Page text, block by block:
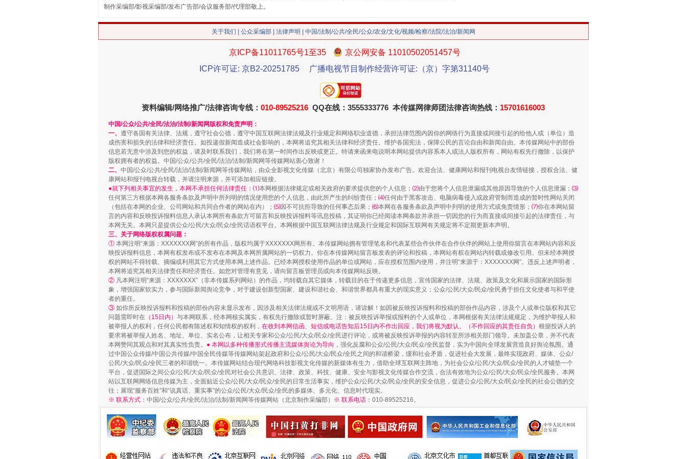
珠宝鉴定乱象
站台名比不上好声名
走近一线检察官
“谁都不怕”的他落马了
漫山遍野的桃花与雪山、麦地、白藏房 除了知识还要"留白" 用生命托举生命
制作采编部/影视采编部/发布广告部/会议服务部/代理部敬上。
关于我们 公众采编部 法律声明 | 中国/法制/公共/全民/公众/农业/文化/视频/检察/法院/法治/新闻网
京ICP备11011765号1至35
京公网安备 11010502051457号
ICP许可证: 京B2-20251785
广播电视节目制作经营许可证:（京）字第31140号
资料编辑/网络推广/法律咨询专线： 010-89525216 QQ在线：3555333776 本传媒网律师团法律咨询热线： 15701616003
中国/公众/公共/全民/法治/法制/新闻网版权和免责声明：
一、 遵守各国有关法律、法规，遵守社会公德，遵守中国互联网法律法规及行业规定和网络职业道德，承担法律范围内因你的网络行为直接或间接引起的给他人或（单位）造
成伤害和损失的法律和经济责任。如投递假新闻造成社会影响的，本网将追究其相关法律和经济责任。维护各国宪法，保障公民的言论自由和新闻自由。本传媒网站中的部份
信息若无意中涉及到您的权益，请及时联系我们，我们将在第一时间作出反映或更正。特请来函来电说明本网站提供内容系本人或法人版权所有，网站有权先行撤除，以保护
版权拥有者的权益。中国/公众/公共/全民/法治/法制/新闻网等传媒网站衷心致谢！
二、 中国/公众/公共/全民/法治/法制/新闻网等传媒网站，由众全影视文化传媒（北京）有限公司独家协办发布广告。欢迎合法、健康网站和报刊电视台友情链接，授权合法、健
康网站和报刊电视台转载，并请注明来源，并可添加相应链接。
●就下列相关事宜的发生，本网不承担任何法律责任：⑴本网根据法律规定或相关政府的要求提供您的个人信息； ⑵由于您将个人信息泄漏或其他原因导致的个人信息泄漏； ⑶
任何第三方根据本网各服务条款及声明中所列明的情况使用您的个人信息，由此所产生的纠纷责任； ⑷任何由于黑客攻击、电脑病毒侵入或政府管制而造成的暂时性网站关闭
（包括在本网的企业、公司网站和共同合作者的网站在内）； ⑸因不可抗拒导致的任何事态后果； ⑹本网在各服务条款及声明中列明的使用方式或免责情形； ⑺你在本网站留
言的内容和反映投诉报料信息人承认本网所有条款方可留言和反映投诉报料等讯息投稿，其证明你已经阅读本网条款并承担一切因您的行为而直接或间接引起的法律责任，与
本网无关。本网只是提供公众/公民/大众/民众/全民话语权平台。本网根据中国互联网法律法规及行业规定和国际互联网有关规定将不定期更新本声明。
三、关于网络版权权属问题：
① 本网注明“来源：XXXXXXX网”的所有作品，版权均属于XXXXXXX网所有。本传媒网站拥有管理笔名和代表某些合作伙伴在合作伙伴的网站上使用你留言在本网站内容和反
映投诉报料信息，本网有权发布或不发布在本网及本网所属网站的一切权力。你在本传媒网站留言板发表的评论和投稿，本网站有权在网站内转载或修改引用。但未经本网授
权的网站不得转载、摘编或利用其它方式使用本网上述作品。已经本网授权使用作品的单位或网站，应在授权范围内使用，并注明“来源于：XXXXXXX网”。违反上述声明者，
本网将追究其相关法律责任和经济责任。如您对管理有意见，请向留言板管理员或向本传媒网站反映。
② 凡本网注明“来源：XXXXXXX”（非本传媒系列网站）的作品，均转载自其它媒体，转载目的在于传递更多信息，宣传国家的法律、法规、政策及文化和展示国家的国际形
象，增强国家软实力，参与国际新闻舆论竞争，对于建设创新型国家、建设和谐社会、和谐世界都具有重大的现实意义；公众/公民/大众/民众/全民勇于担任文化使者与和平使
者的重任。
③ 如你所反映投诉报料和投稿的部份内容未显示发布，因涉及相关法律法规或不文明用语，请谅解！如因被反映投诉报料和投稿的部份作品内容，涉及个人或单位版权和其它
问题需即时在 （15日内） 与本网联系，经本网核实属实，有权先行撤除或暂时屏蔽。注：被反映投诉举报或报料的个人或单位，本网根据有关法律法规规定，为维护举报人和
被举报人的权利，任何公民都有陈述权和知情权的权利， 在收到本网信函、短信或电话告知后15日内不作出回应，我们将视为默认。（不作回应的其责任自负） 根据投诉人的
要求将被举报人姓名、地址、单位、实名公布，让相关专家和公众/公民/大众/民众/全民进行评论，或将被反映投诉举报的内容转至所涉相关部门领导。未加盖公章，并不代表
本网赞同其观点和对其真实性负责。 ● 本网以多种传播形式传播主流媒体舆论为导向 ，强化反腐和公众/公民/大众/民众/全民监督，实为中国向全球发展营造良好舆论氛围。通
过中国公众传媒/中国公共传媒/中国全民传媒等传媒网站架起政府和公众/公民/大众/民众/全民之间的和谐桥梁，缓和社会矛盾，促进社会大发展，最终实现政府、媒体、公众/
公民/大众/民众/全民三者的和谐统一。本传媒网站结合现代网络科技影视文化传媒的新媒体有生力，借助全球互联网主阵地，为社会公众/公民/大众/民众/全民的人才铺垫一个
平台，促进国际之间公众/公民/大众/民众/全民对社会公共意识、法律、政策、科技、健康、安全与影视文化传媒合作交流，合法有效地为公众/公民/大众/民众/全民服务。本网
站以互联网网络信息传媒为主，全面贴近公众/公民/大众/民众/全民的日常生活事实，维护公众/公民/大众/民众/全民的安全信息，促进公众/公民/大众/民众/全民的社会公德的交
往；展现“服务百姓”和“说真话、重实事”的公众/公民/大众/民众/全民的多媒体、多元化、信息时代现实。
※ 联系方式： 中国/公众/公共/全民/法治/法制/新闻网等传媒网站（北京制作采编部） ※ 联系电话： 010-89525216。